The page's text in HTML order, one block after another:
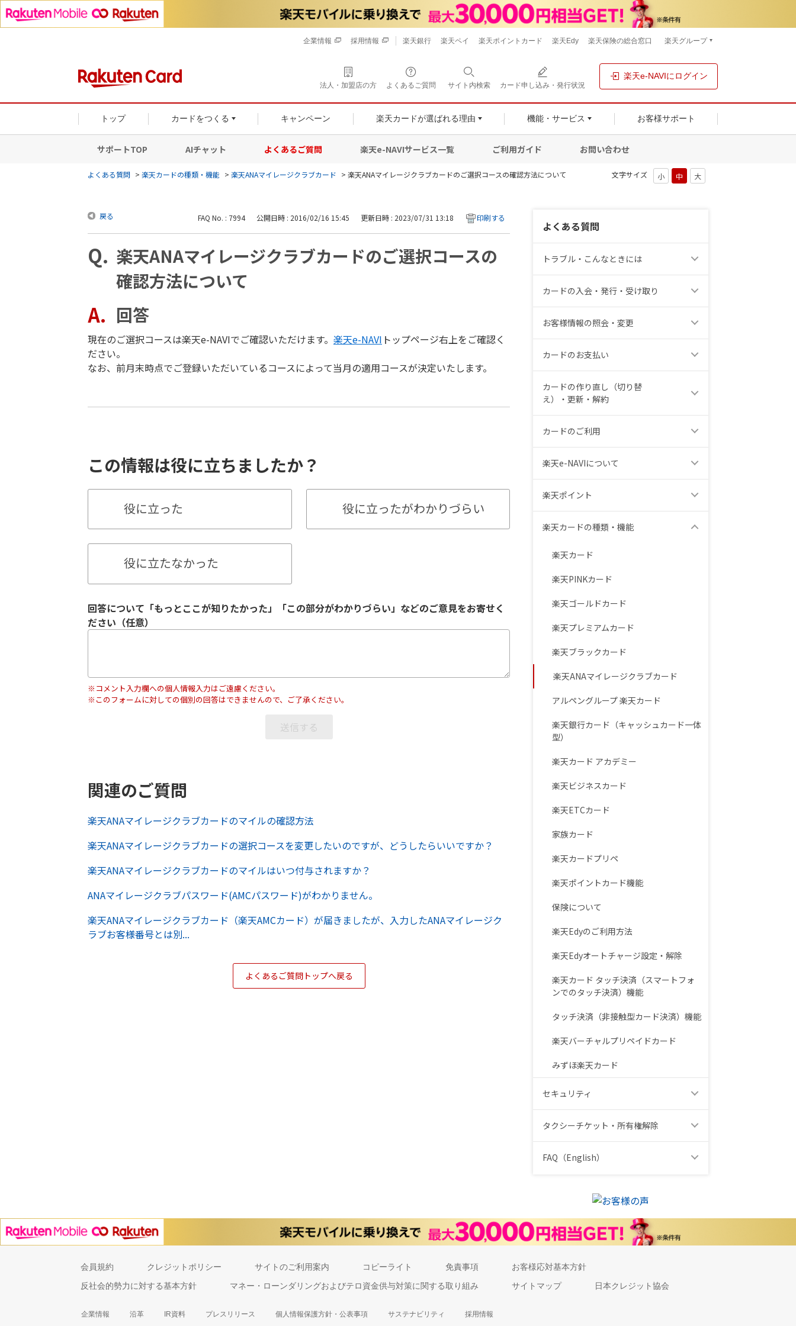
企業情報 採用情報 楽天銀行 楽天ペイ 楽天ポイントカード 楽天Edy 楽天保険の総合窓口 楽天グループ
法人・加盟店の方 よくあるご質問 サイト内検索 カード申し込み・発行状況
楽天e-NAVIにログイン
トップ カードをつくる キャンペーン 楽天カードが選ばれる理由 機能・サービス お客様サポート
サポートTOP AIチャット よくあるご質問 楽天e-NAVIサービス一覧 ご利用ガイド お問い合わせ
文字サイズ
よくある質問 > 楽天カードの種類・機能 > 楽天ANAマイレージクラブカード > 楽天ANAマイレージクラブカードのご選択コースの確認方法について
よくある質問
トラブル・こんなときには
カードの入会・発行・受け取り
お客様情報の照会・変更
カードのお支払い
カードの作り直し（切り替
え）・更新・解約
カードのご利用
楽天e-NAVIについて
楽天ポイント
楽天カードの種類・機能
楽天カード
楽天PINKカード
楽天ゴールドカード
楽天プレミアムカード
楽天ブラックカード
楽天ANAマイレージクラブカード
アルペングループ 楽天カード
楽天銀行カード（キャッシュカード一体
型）
楽天カード アカデミー
楽天ビジネスカード
楽天ETCカード
家族カード
楽天カードプリペ
楽天ポイントカード機能
保険について
楽天Edyのご利用方法
楽天Edyオートチャージ設定・解除
楽天カード タッチ決済（スマートフォ
ンでのタッチ決済）機能
タッチ決済（非接触型カード決済）機能
楽天バーチャルプリペイドカード
みずほ楽天カード
セキュリティ
タクシーチケット・所有権解除
FAQ（English）
戻る FAQ No. : 7994 公開日時 : 2016/02/16 15:45 更新日時 : 2023/07/31 13:18 印刷する
楽天ANAマイレージクラブカードのご選択コースの
確認方法について
回答
現在のご選択コースは楽天e-NAVIでご確認いただけます。 楽天e-NAVI トップページ右上をご確認く
ださい。
なお、前月末時点でご登録いただいているコースによって当月の適用コースが決定いたします。
この情報は役に立ちましたか？
役に立った 役に立ったがわかりづらい
役に立たなかった
回答について「もっとここが知りたかった」「この部分がわかりづらい」などのご意見をお寄せく
ださい（任意）
※コメント入力欄への個人情報入力はご遠慮ください。
※このフォームに対しての個別の回答はできませんので、ご了承ください。
関連のご質問
楽天ANAマイレージクラブカードのマイルの確認方法
楽天ANAマイレージクラブカードの選択コースを変更したいのですが、どうしたらいいですか？
楽天ANAマイレージクラブカードのマイルはいつ付与されますか？
ANAマイレージクラブパスワード(AMCパスワード)がわかりません。
楽天ANAマイレージクラブカード（楽天AMCカード）が届きましたが、入力したANAマイレージク
ラブお客様番号とは別...
よくあるご質問トップへ戻る
会員規約 クレジットポリシー サイトのご利用案内 コピーライト 免責事項
お客様応対基本方針
反社会的勢力に対する基本方針
マネー・ローンダリングおよびテロ資金供与対策に関する取り組み サイトマップ 日本クレジット協会
企業情報 沿革 IR資料 プレスリリース 個人情報保護方針・公表事項 サステナビリティ 採用情報